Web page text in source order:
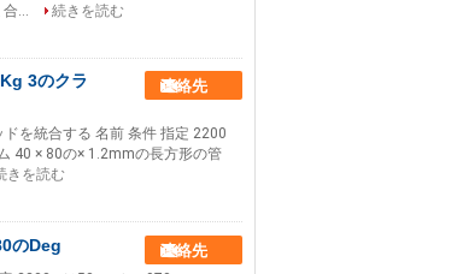
...
続きを読む
3のクラ
連絡先
を統合する 名前 条件 指定 2200
40 × 80の× 1.2mmの長方形の管
きを読む
のDeg 連絡先